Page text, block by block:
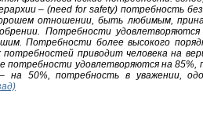
– (need for safety) потребность
отношении, быть любимым,
Потребности
Потребности более высокого
потребностей приводит человека на
потребности удовлетворяются на
на 50%, потребность в уважении,